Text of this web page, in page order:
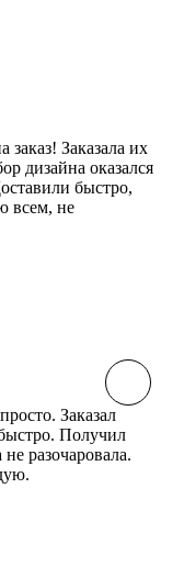
Заказала их
дизайна оказался
быстро,
всем, не
Заказал
Получил
разочаровала.